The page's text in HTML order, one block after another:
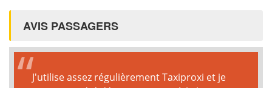
AVIS PASSAGERS